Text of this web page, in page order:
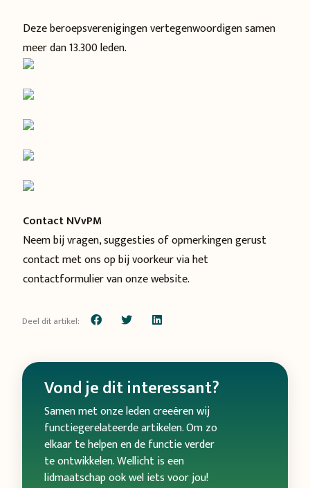
Deze beroepsverenigingen vertegenwoordigen samen
meer dan 13.300 leden.
Contact NVvPM
Neem bij vragen, suggesties of opmerkingen gerust
contact met ons op bij voorkeur via het
contactformulier vanonze website.
Deel dit artikel:
Vond je dit interessant?
Samen met onze leden creeëren wij
functiegerelateerde artikelen. Om zo
elkaar te helpen en de functie verder
te ontwikkelen. Wellicht is een
lidmaatschap ook wel iets voor jou!